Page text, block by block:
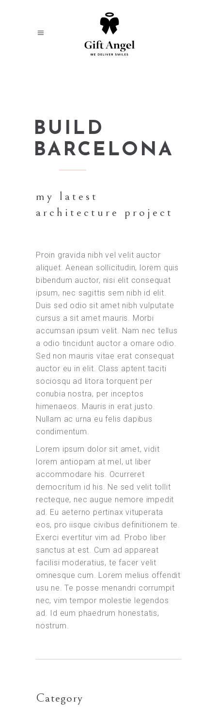
BUILD
BARCELONA
my latest
architecture project
Proin gravida nibh vel velit auctor
aliquet. Aenean sollicitudin, lorem quis
bibendum auctor, nisi elit consequat
ipsum, nec sagittis sem nibh id elit.
Duis sed odio sit amet nibh vulputate
cursus a sit amet mauris. Morbi
accumsan ipsum velit. Nam nec tellus
a odio tincidunt auctor a ornare odio.
Sed non mauris vitae erat consequat
auctor eu in elit. Class aptent taciti
sociosqu ad litora torquent per
conubia nostra, per inceptos
himenaeos. Mauris in erat justo.
Nullam ac urna eu felis dapibus
condimentum.
Lorem ipsum dolor sit amet, vidit
lorem antiopam at mel, ut liber
accommodare his. Ocurreret
democritum id his. Ne sed velit tollit
recteque, nec augue nemore impedit
ad. Eu aeterno pertinax vituperata
eos, pro iisque civibus definitionem te.
Exerci evertitur vim ad. Probo liber
sanctus at est. Cum ad appareat
facilisi moderatius, te facer velit
omnesque cum. Lorem melius offendit
usu ne. Te posse menandri corrumpit
nec, vim tempor molestie legendos
ad. Id eum phaedrum honestatis,
nostrum.
Category